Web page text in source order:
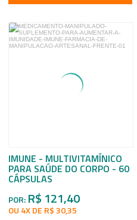
IMUNE - MULTIVITAMÍNICO
PARA SAÚDE DO CORPO - 60
CÁPSULAS
POR: R$ 121,40
OU 4X DE R$ 30,35